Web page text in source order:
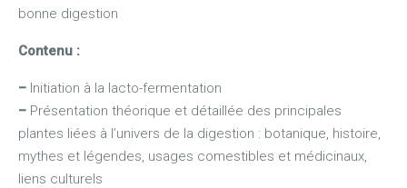
bonne digestion
Contenu :
– Initiation à la lacto-fermentation
– Présentation théorique et détaillée des principales
plantes liées à l’univers de la digestion : botanique, histoire,
mythes et légendes, usages comestibles et médicinaux,
liens culturels